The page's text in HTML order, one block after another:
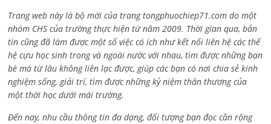
Trang web này là bộ mới của trang tongphuochiep71.com do một
nhóm CHS của trường thực hiện từ năm 2009. Thời gian qua, bản
tin cũng đã làm được một số việc có ích như kết nối liên hệ các thế
hệ cựu học sinh trong và ngoài nước với nhau, tìm được những bạn
bè mà từ lâu không liên lạc được, giúp các bạn có nơi chia sẻ kinh
nghiệm sống, giải trí, tìm được những kỷ niệm thân thương của
một thời học dưới mái trường.
Đến nay, nhu cầu thông tin đa dạng, đối tượng bạn đọc cần rộng